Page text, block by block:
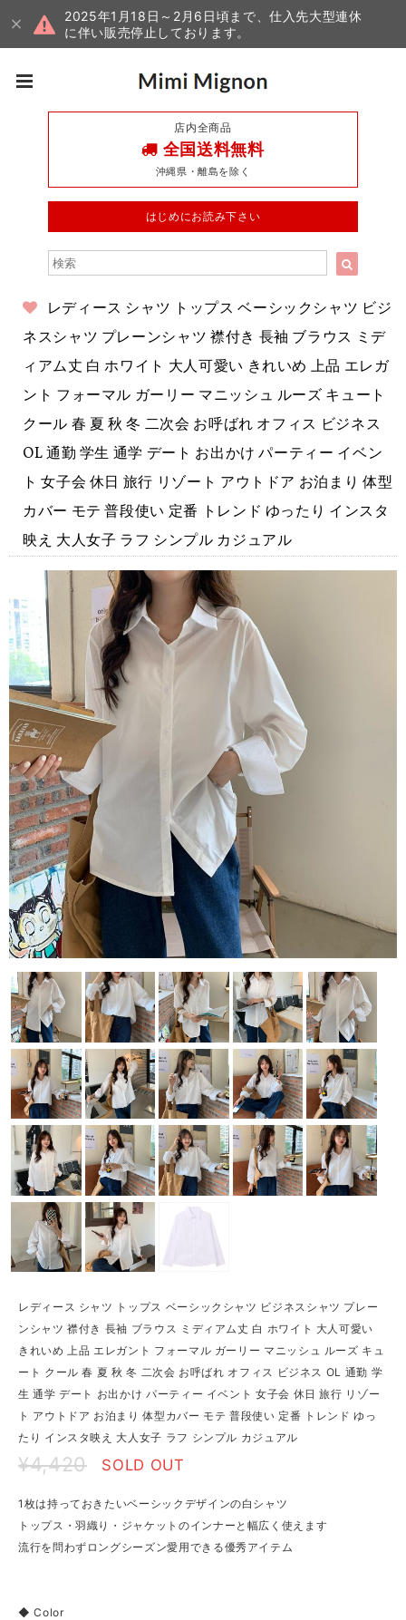
2025年1月18日～2月6日頃まで、仕入先大型連休
に伴い販売停止しております。
店内全商品
全国送料無料
沖縄県・離島を除く
はじめにお読み下さい
レディース シャツ トップス ベーシックシャツ ビジ
ネスシャツ プレーンシャツ 襟付き 長袖 ブラウス ミデ
ィアム丈 白 ホワイト 大人可愛い きれいめ 上品 エレガ
ント フォーマル ガーリー マニッシュ ルーズ キュート
クール 春 夏 秋 冬 二次会 お呼ばれ オフィス ビジネス
OL 通勤 学生 通学 デート お出かけ パーティー イベン
ト 女子会 休日 旅行 リゾート アウトドア お泊まり 体型
カバー モテ 普段使い 定番 トレンド ゆったり インスタ
映え 大人女子 ラフ シンプル カジュアル
レディース シャツ トップス ベーシックシャツ ビジネスシャツ プレー
ンシャツ 襟付き 長袖 ブラウス ミディアム丈 白 ホワイト 大人可愛い
きれいめ 上品 エレガント フォーマル ガーリー マニッシュ ルーズ キュ
ート クール 春 夏 秋 冬 二次会 お呼ばれ オフィス ビジネス OL 通勤 学
生 通学 デート お出かけ パーティー イベント 女子会 休日 旅行 リゾー
ト アウトドア お泊まり 体型カバー モテ 普段使い 定番 トレンド ゆっ
たり インスタ映え 大人女子 ラフ シンプル カジュアル
¥4,420 SOLD OUT
1枚は持っておきたいベーシックデザインの白シャツ
トップス・羽織り・ジャケットのインナーと幅広く使えます
流行を問わずロングシーズン愛用できる優秀アイテム
◆ Color